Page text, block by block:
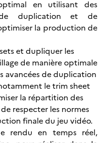
en utilisant des
de duplication et de
la production de
et dupliquer les
de manière optimale
avancées de duplication
le trim sheet
la répartition des
respecter les normes
finale du jeu vidéo.
rendu en temps réel,